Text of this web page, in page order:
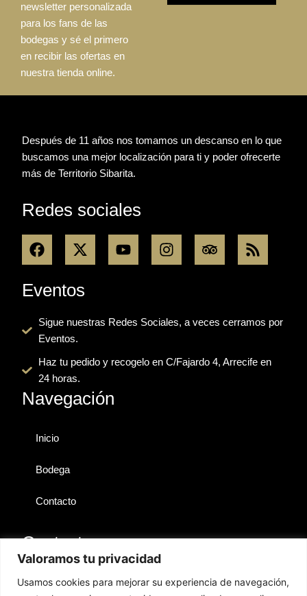
Valoramos tu privacidad
Usamos cookies para mejorar su experiencia de navegación,
newsletter personalizada
para los fans de las
bodegas y sé el primero
en recibir las ofertas en
nuestra tienda online.
Después de 11 años nos tomamos un descanso en lo que
buscamos una mejor localización para ti y poder ofrecerte
más de Territorio Sibarita.
Redes sociales
F
a
e
b
o
o
k
X
-
w
i
t
t
r
Y
o
b
e
I
n
g
r
m
T
r
d
v
s
R
s
Eventos
Sigue nuestras Redes Sociales, a veces cerramos por
Eventos.
Haz tu pedido y recogelo en C/Fajardo 4, Arrecife en
24 horas.
Navegación
Inicio
Bodega
Contacto
Contactos